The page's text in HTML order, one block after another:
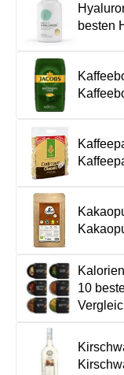
besten
10